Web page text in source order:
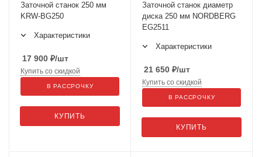
Заточной станок 250 мм
KRW-BG250
Характеристики
17 900 ₽/шт
КУПИТЬ
Купить со скидкой
В РАССРОЧКУ
Заточной станок диаметр
диска 250 мм NORDBERG
EG2511
Характеристики
21 650 ₽/шт
КУПИТЬ
Купить со скидкой
В РАССРОЧКУ